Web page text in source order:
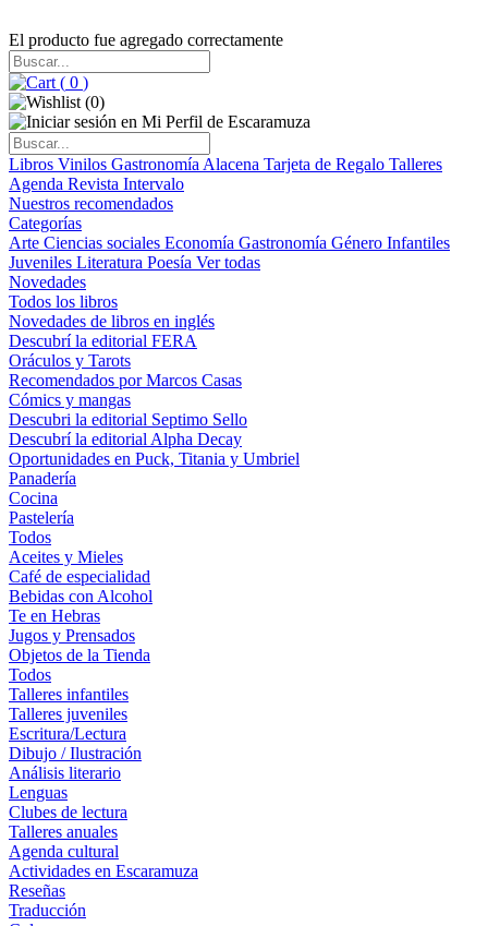
El producto fue agregado correctamente
( 0 )
(0)
Libros Vinilos Gastronomía Alacena Tarjeta de Regalo Talleres
Agenda Revista Intervalo
Nuestros recomendados
Categorías
Arte Ciencias sociales Economía Gastronomía Género Infantiles
Juveniles Literatura Poesía Ver todas
Novedades
Todos los libros
Novedades de libros en inglés
Descubrí la editorial FERA
Oráculos y Tarots
Recomendados por Marcos Casas
Cómics y mangas
Descubri la editorial Septimo Sello
Descubrí la editorial Alpha Decay
Oportunidades en Puck, Titania y Umbriel
Panadería
Cocina
Pastelería
Todos
Aceites y Mieles
Café de especialidad
Bebidas con Alcohol
Te en Hebras
Jugos y Prensados
Objetos de la Tienda
Todos
Talleres infantiles
Talleres juveniles
Escritura/Lectura
Dibujo / Ilustración
Análisis literario
Lenguas
Clubes de lectura
Talleres anuales
Agenda cultural
Actividades en Escaramuza
Reseñas
Traducción